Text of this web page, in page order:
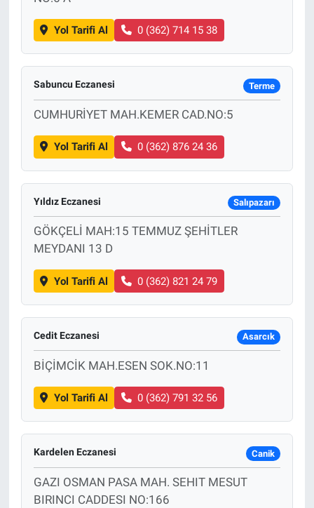
Yol Tarifi Al 0 (362) 714 15 38
Sabuncu Eczanesi Terme
CUMHURİYET MAH.KEMER CAD.NO:5
Yol Tarifi Al 0 (362) 876 24 36
Yıldız Eczanesi Salıpazarı
GÖKÇELİ MAH:15 TEMMUZ ŞEHİTLER
MEYDANI 13 D
Yol Tarifi Al 0 (362) 821 24 79
Cedit Eczanesi Asarcık
BİÇİMCİK MAH.ESEN SOK.NO:11
Yol Tarifi Al 0 (362) 791 32 56
Kardelen Eczanesi Canik
GAZI OSMAN PASA MAH. SEHIT MESUT
BIRINCI CADDESI NO:166